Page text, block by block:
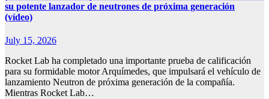
su potente lanzador de neutrones de próxima generación
(vídeo)
July 15, 2026
Rocket Lab ha completado una importante prueba de calificación
para su formidable motor Arquímedes, que impulsará el vehículo de
lanzamiento Neutron de próxima generación de la compañía.
Mientras Rocket Lab…